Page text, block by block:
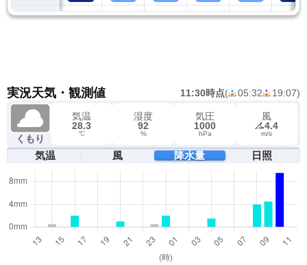
実況天気・観測値 11:30時点( 05:32 19:07)
くもり
気温
28.3
℃
湿度
92
%
気圧
1000
hPa
風
4.4
m/s
気温 風 降水量 日照